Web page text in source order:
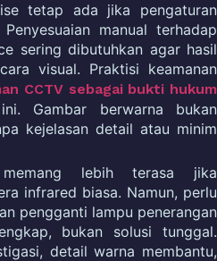
tetap ada jika pengaturan
manual terhadap
sering dibutuhkan agar hasil
visual. Praktisi keamanan
CCTV sebagai bukti hukum
Gambar berwarna bukan
kejelasan detail atau minim
memang lebih terasa jika
infrared biasa. Namun, perlu
pengganti lampu penerangan
bukan solusi tunggal.
detail warna membantu,